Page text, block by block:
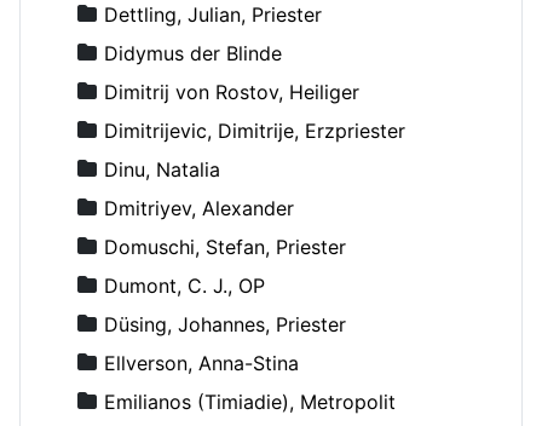
Dettling, Julian, Priester
Didymus der Blinde
Dimitrij von Rostov, Heiliger
Dimitrijevic, Dimitrije, Erzpriester
Dinu, Natalia
Dmitriyev, Alexander
Domuschi, Stefan, Priester
Dumont, C. J., OP
Düsing, Johannes, Priester
Ellverson, Anna-Stina
Emilianos (Timiadie), Metropolit